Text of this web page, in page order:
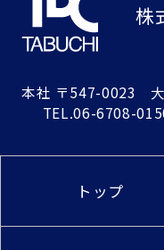
株
本社 〒547-0023 大
TEL.06-6708-
トップ